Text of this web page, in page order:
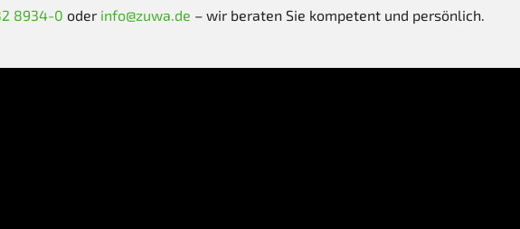
8934-0 oder info@zuwa.de – wir beraten Sie kompetent und persönlich.